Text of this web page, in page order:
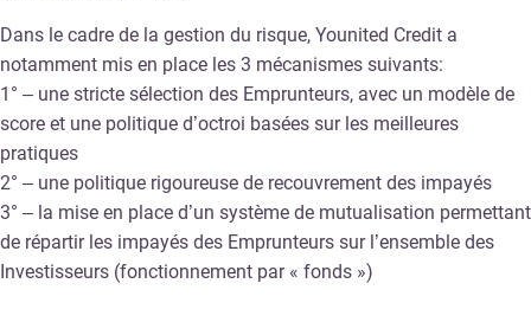
Dans le cadre de la gestion du risque, Younited Credit a
notamment mis en place les 3 mécanismes suivants:
1° – une stricte sélection des Emprunteurs, avec un modèle de
score et une politique d’octroi basées sur les meilleures
pratiques
2° – une politique rigoureuse de recouvrement des impayés
3° – la mise en place d’un système de mutualisation permettant
de répartir les impayés des Emprunteurs sur l’ensemble des
Investisseurs (fonctionnement par « fonds »)